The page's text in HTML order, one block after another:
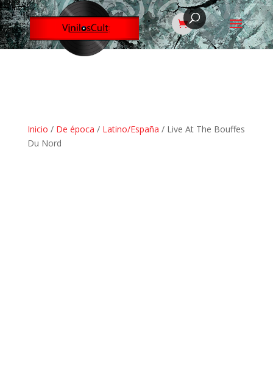
Inicio / De época / Latino/España / Live At The Bouffes
Du Nord